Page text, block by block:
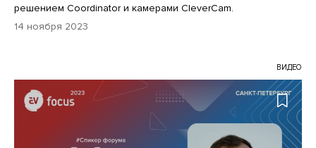
решением Coordinator и камерами CleverCam.
14 ноября 2023
ВИДЕО